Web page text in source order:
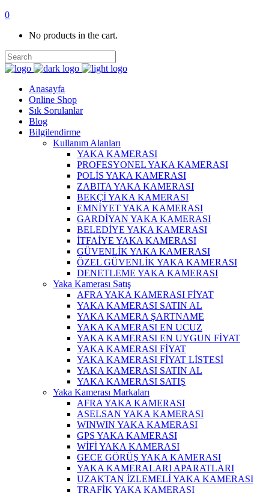
0
No products in the cart.
Anasayfa
Online Shop
Sık Sorulanlar
Blog
Bilgilendirme
Kullanım Alanları
YAKA KAMERASI
PROFESYONEL YAKA KAMERASI
POLİS YAKA KAMERASI
ZABITA YAKA KAMERASI
BEKÇİ YAKA KAMERASI
EMNİYET YAKA KAMERASI
GARDİYAN YAKA KAMERASI
BELEDİYE YAKA KAMERASI
İTFAİYE YAKA KAMERASI
GÜVENLİK YAKA KAMERASI
ÖZEL GÜVENLİK YAKA KAMERASI
DENETLEME YAKA KAMERASI
Yaka Kamerası Satış
AFRA YAKA KAMERASI FİYAT
YAKA KAMERASI SATIN AL
YAKA KAMERA ŞARTNAME
YAKA KAMERASI EN UCUZ
YAKA KAMERASI EN UYGUN FİYAT
YAKA KAMERASI FİYAT
YAKA KAMERASI FİYAT LİSTESİ
YAKA KAMERASI SATIN AL
YAKA KAMERASI SATIŞ
Yaka Kamerası Markaları
AFRA YAKA KAMERASI
ASELSAN YAKA KAMERASI
WINWIN YAKA KAMERASI
GPS YAKA KAMERASI
WİFİ YAKA KAMERASI
GECE GÖRÜŞ YAKA KAMERASI
YAKA KAMERALARI APARATLARI
UZAKTAN İZLEMELİ YAKA KAMERASI
TRAFİK YAKA KAMERASI